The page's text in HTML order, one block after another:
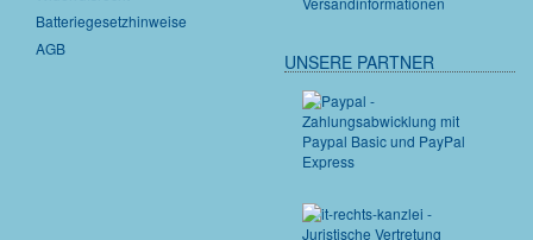
Batteriegesetzhinweise
AGB
UNSERE PARTNER